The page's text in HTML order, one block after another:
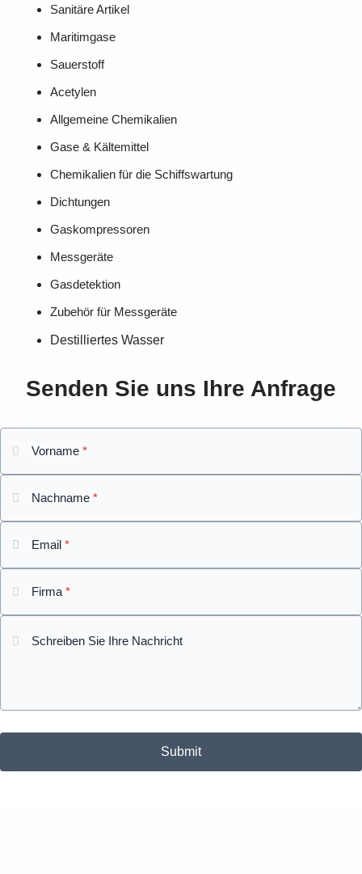
Sanitäre Artikel
Maritimgase
Sauerstoff
Acetylen
Allgemeine Chemikalien
Gase & Kältemittel
Chemikalien für die Schiffswartung
Dichtungen
Gaskompressoren
Messgeräte
Gasdetektion
Zubehör für Messgeräte
Destilliertes Wasser
Senden Sie uns Ihre Anfrage
Vorname *
Nachname *
Email *
Firma *
Schreiben Sie Ihre Nachricht
Submit